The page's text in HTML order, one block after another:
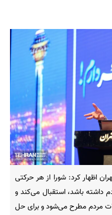
اظهار کرد: شورا از هر حرکتی
داشته باشد، استقبال می‌کند و
مردم مطرح می‌شود و برای حل